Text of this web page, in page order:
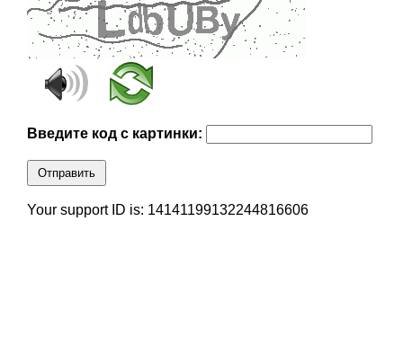
Введите код с картинки:
Отправить
Your support ID is: 14141199132244816606